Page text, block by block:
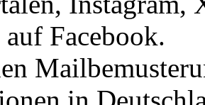
Facebook.